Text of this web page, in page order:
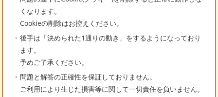
くなります。
Cookieの削除はお控えください。
後手は「決められた1通りの動き」をするようになっており
ます。
予めご了承ください。
問題と解答の正確性を保証しておりません。
ご利用により生じた損害等に関して一切責任を負いません。